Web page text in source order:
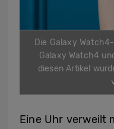
Die Galaxy
Galaxy Watch4
diesen Artikel
Eine Uhr verweilt